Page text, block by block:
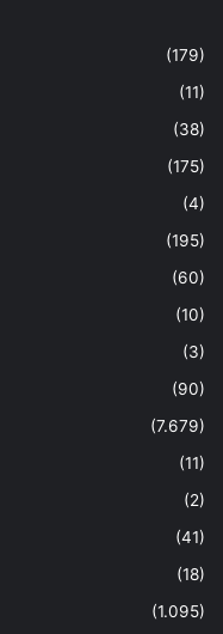
(179)
(11)
(38)
(175)
(4)
(195)
(60)
(10)
(3)
(90)
(7.679)
(11)
(2)
(41)
(18)
(1.095)